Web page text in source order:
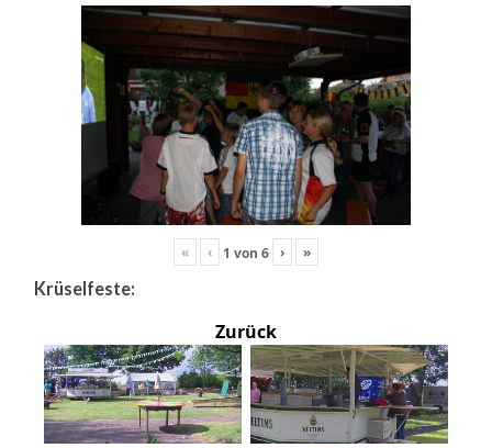
« ‹ 1 von 6 › »
Krüselfeste:
Zurück